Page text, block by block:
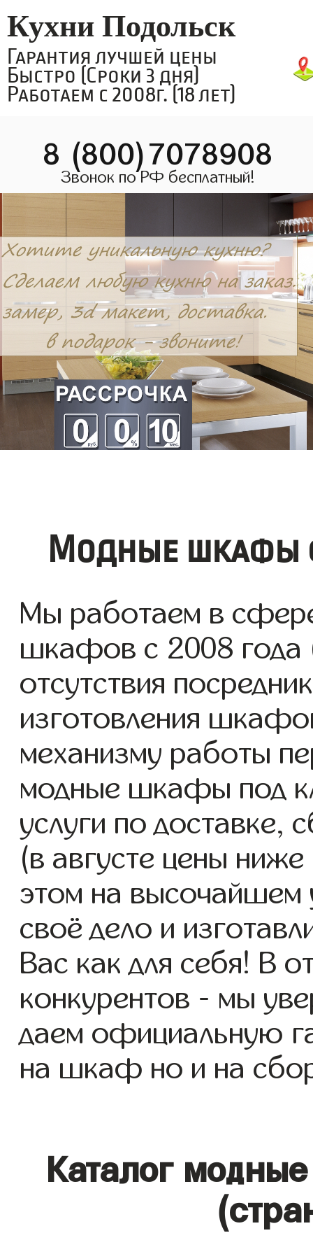
Кухни Подольск
Гарантия лучшей цены
Быстро (Сроки 3 дня)
Работаем с 2008г. (18 лет)
8 (800)7078908
Звонок по РФ бесплатный!
Модные шкафы
Мы работаем в
шкафов с 2008 года
отсутствия
изготовления
механизму работы
модные шкафы под
услуги по доставке,
(в августе цены
этом на
своё дело и
Вас как для себя! В
конкурентов - мы
даем официальную
на шкаф но и на
Каталог